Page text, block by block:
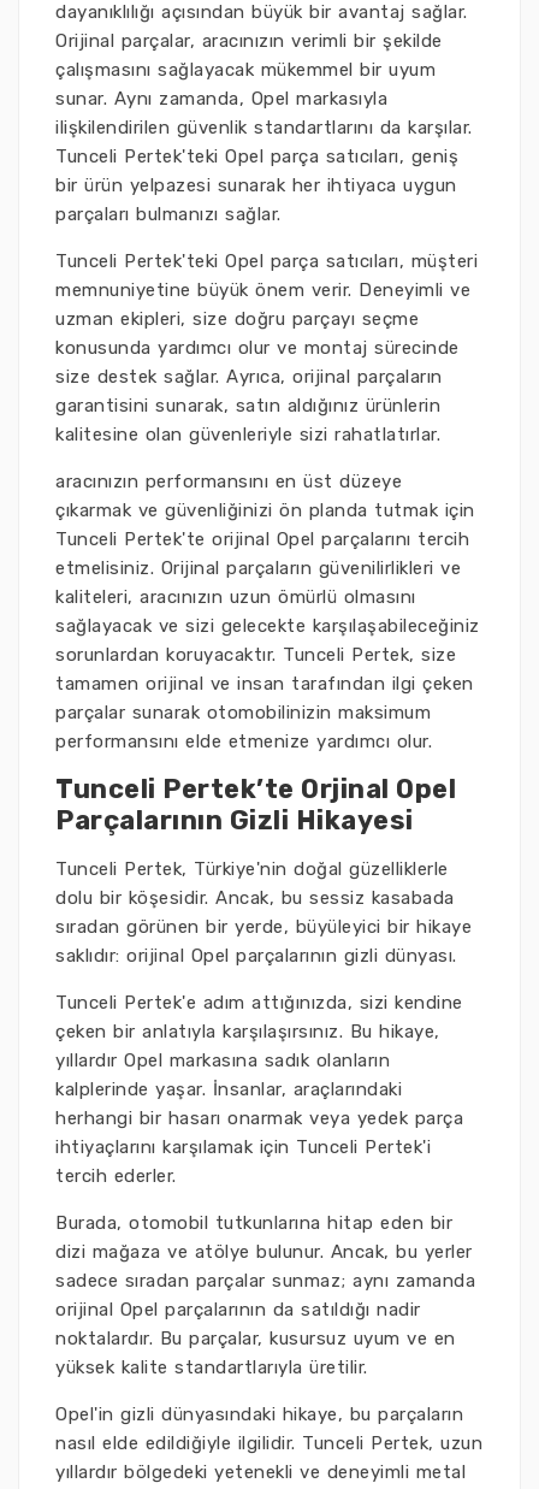
dayanıklılığı açısından büyük bir avantaj sağlar.
Orijinal parçalar, aracınızın verimli bir şekilde
çalışmasını sağlayacak mükemmel bir uyum
sunar. Aynı zamanda, Opel markasıyla
ilişkilendirilen güvenlik standartlarını da karşılar.
Tunceli Pertek'teki Opel parça satıcıları, geniş
bir ürün yelpazesi sunarak her ihtiyaca uygun
parçaları bulmanızı sağlar.
Tunceli Pertek'teki Opel parça satıcıları, müşteri
memnuniyetine büyük önem verir. Deneyimli ve
uzman ekipleri, size doğru parçayı seçme
konusunda yardımcı olur ve montaj sürecinde
size destek sağlar. Ayrıca, orijinal parçaların
garantisini sunarak, satın aldığınız ürünlerin
kalitesine olan güvenleriyle sizi rahatlatırlar.
aracınızın performansını en üst düzeye
çıkarmak ve güvenliğinizi ön planda tutmak için
Tunceli Pertek'te orijinal Opel parçalarını tercih
etmelisiniz. Orijinal parçaların güvenilirlikleri ve
kaliteleri, aracınızın uzun ömürlü olmasını
sağlayacak ve sizi gelecekte karşılaşabileceğiniz
sorunlardan koruyacaktır. Tunceli Pertek, size
tamamen orijinal ve insan tarafından ilgi çeken
parçalar sunarak otomobilinizin maksimum
performansını elde etmenize yardımcı olur.
Tunceli Pertek’te Orjinal Opel
Parçalarının Gizli Hikayesi
Tunceli Pertek, Türkiye'nin doğal güzelliklerle
dolu bir köşesidir. Ancak, bu sessiz kasabada
sıradan görünen bir yerde, büyüleyici bir hikaye
saklıdır: orijinal Opel parçalarının gizli dünyası.
Tunceli Pertek'e adım attığınızda, sizi kendine
çeken bir anlatıyla karşılaşırsınız. Bu hikaye,
yıllardır Opel markasına sadık olanların
kalplerinde yaşar. İnsanlar, araçlarındaki
herhangi bir hasarı onarmak veya yedek parça
ihtiyaçlarını karşılamak için Tunceli Pertek'i
tercih ederler.
Burada, otomobil tutkunlarına hitap eden bir
dizi mağaza ve atölye bulunur. Ancak, bu yerler
sadece sıradan parçalar sunmaz; aynı zamanda
orijinal Opel parçalarının da satıldığı nadir
noktalardır. Bu parçalar, kusursuz uyum ve en
yüksek kalite standartlarıyla üretilir.
Opel'in gizli dünyasındaki hikaye, bu parçaların
nasıl elde edildiğiyle ilgilidir. Tunceli Pertek, uzun
yıllardır bölgedeki yetenekli ve deneyimli metal